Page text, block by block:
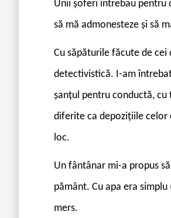
Unii șoferi întrebau pentru
să mă admonesteze și să
Cu săpăturile făcute de
detectivistică. I-am
șanțul pentru conductă, cu
diferite ca depozițiile celor
loc.
Un fântânar mi-a propus
pământ. Cu apa era
mers.